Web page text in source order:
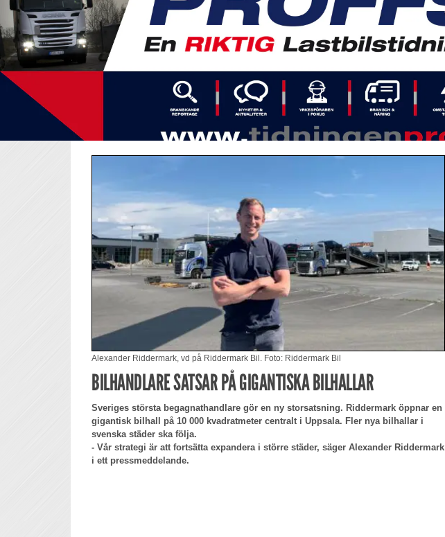
Alexander Riddermark, vd på Riddermark Bil. Foto: Riddermark Bil
BILHANDLARE SATSAR PÅ GIGANTISKA BILHALLAR
Sveriges största begagnathandlare gör en ny storsatsning. Riddermark öppnar en
gigantisk bilhall på 10 000 kvadratmeter centralt i Uppsala. Fler nya bilhallar i
svenska städer ska följa.
- Vår strategi är att fortsätta expandera i större städer, säger Alexander Riddermark
i ett pressmeddelande.